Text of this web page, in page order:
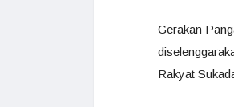
Gerakan
Rakyat